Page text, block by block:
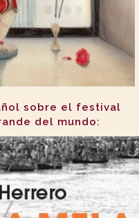
sobre el festival
del mundo: